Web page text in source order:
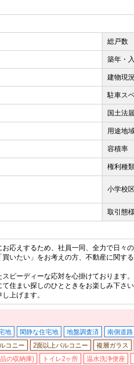
総戸数
築年・
建物現況
駐車ス
国土法
用途地
容積率
権利種
小学校
取引態様
応えするため、社員一同、全力で日々
いたい」をお考えの方、不動産に関す
ピーディーな応対を心掛けております。
住まい探しのひとときをお楽しみ下さい
上げます。
地 閑静な住宅地 地盤調査済 南側道路
コニー 2面以上バルコニー 複層ガラス
の収納庫) トイレ2ヶ所 温水洗浄便座